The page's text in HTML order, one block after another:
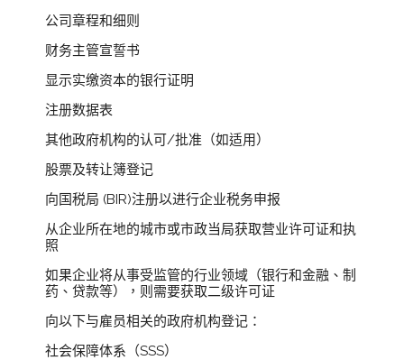
公司章程和细则
财务主管宣誓书
显示实缴资本的银行证明
注册数据表
其他政府机构的认可/批准（如适用）
股票及转让簿登记
向国税局 (BIR)注册以进行企业税务申报
从企业所在地的城市或市政当局获取营业许可证和执
照
如果企业将从事受监管的行业领域（银行和金融、制
药、贷款等），则需要获取二级许可证
向以下与雇员相关的政府机构登记：
社会保障体系（SSS）